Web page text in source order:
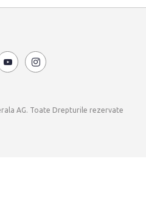
AG. Toate Drepturile rezervate